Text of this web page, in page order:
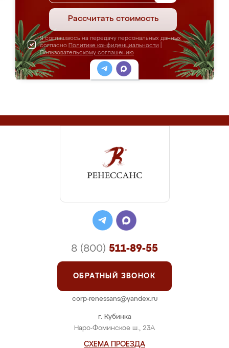
Рассчитать стоимость
Я соглашаюсь на передачу персональных данных
согласно Политике конфиденциальности
Пользовательскому соглашению
г. Кубинка
Наро-Фоминское ш., 23А
СХЕМА ПРОЕЗДА
8 (800) 511-89-55
ОБРАТНЫЙ ЗВОНОК
corp-renessans@yandex.ru